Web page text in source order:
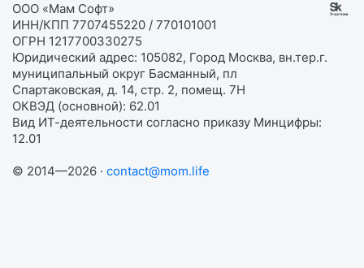
ООО «Мам Софт»
ИНН/КПП 7707455220 / 770101001
ОГРН 1217700330275
Юридический адрес: 105082, Город Москва, вн.тер.г.
муниципальный округ Басманный, пл
Спартаковская, д. 14, стр. 2, помещ. 7Н
ОКВЭД (основной): 62.01
Вид ИТ-деятельности согласно приказу Минцифры:
12.01
© 2014—2026 · contact@mom.life